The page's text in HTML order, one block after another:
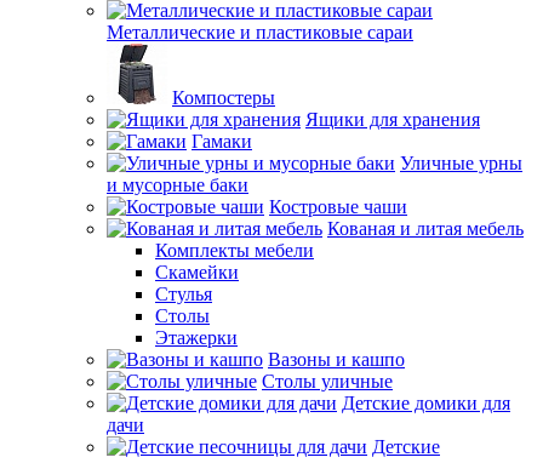
Металлические и пластиковые сараи
Компостеры
Ящики для хранения
Гамаки
Уличные урны
и мусорные баки
Костровые чаши
Кованая и литая мебель
Комплекты мебели
Скамейки
Стулья
Столы
Этажерки
Вазоны и кашпо
Столы уличные
Детские домики для
дачи
Детские